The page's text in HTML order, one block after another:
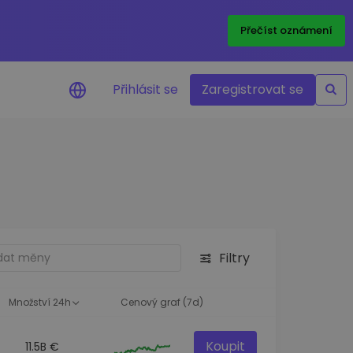
Přečíst oznámení
Přihlásit se Zaregistrovat se
Filtry
Množství 24h Cenový graf (7d)
11.5B € Koupit